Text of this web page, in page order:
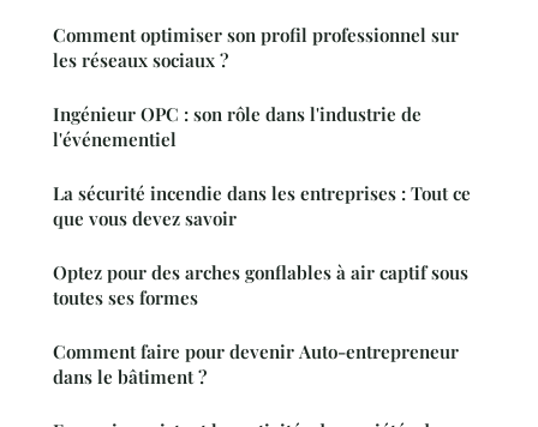
Comment optimiser son profil professionnel sur
les réseaux sociaux ?
Ingénieur OPC : son rôle dans l'industrie de
l'événementiel
La sécurité incendie dans les entreprises : Tout ce
que vous devez savoir
Optez pour des arches gonflables à air captif sous
toutes ses formes
Comment faire pour devenir Auto-entrepreneur
dans le bâtiment ?